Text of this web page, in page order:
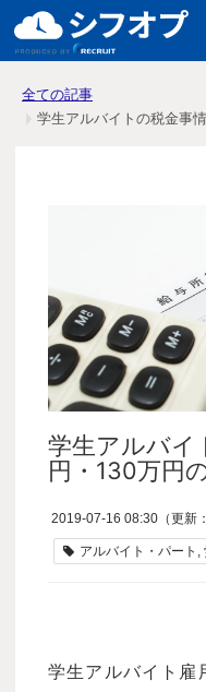
全ての記事
学生アルバイトの税金事
学生アルバイ
円・130万円
2019-07-16 08:30 （更新：
アルバイト・パート
学生アルバイト雇